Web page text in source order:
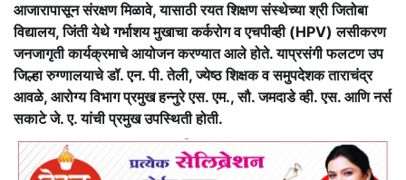
आजारापासून संरक्षण मिळावे, यासाठी रयत शिक्षण संस्थेच्या श्री जितोबा
विद्यालय, जिंती येथे गर्भाशय मुखाचा कर्करोग व एचपीव्ही (HPV) लसीकरण
जनजागृती कार्यक्रमाचे आयोजन करण्यात आले होते. याप्रसंगी फलटण उप
जिल्हा रुग्णालयाचे डॉ. एन. पी. तेली, ज्येष्ठ शिक्षक व समुपदेशक ताराचंद्र
आवळे, आरोग्य विभाग प्रमुख हन्नुरे एस. एम., सौ. जमदाडे व्ही. एस. आणि नर्स
सकाटे जे. ए. यांची प्रमुख उपस्थिती होती.